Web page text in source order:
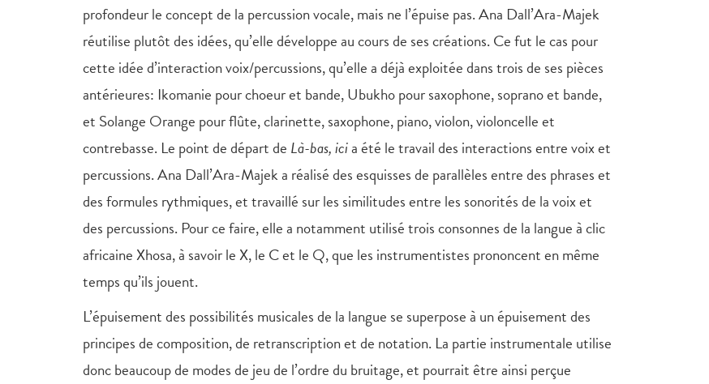
profondeur le concept de la percussion vocale, mais ne l’épuise pas. Ana Dall’Ara-Majek
réutilise plutôt des idées, qu’elle développe au cours de ses créations. Ce fut le cas pour
cette idée d’interaction voix/percussions, qu’elle a déjà exploitée dans trois de ses pièces
antérieures: Ikomanie pour choeur et bande, Ubukho pour saxophone, soprano et bande,
et Solange Orange pour flûte, clarinette, saxophone, piano, violon, violoncelle et
contrebasse. Le point de départ de Là-bas, icia été le travail des interactions entre voix et
percussions. Ana Dall’Ara-Majek a réalisé des esquisses de parallèles entre des phrases et
des formules rythmiques, et travaillé sur les similitudes entre les sonorités de la voix et
des percussions. Pour ce faire, elle a notamment utilisé trois consonnes de la langue à clic
africaine Xhosa, à savoir le X, le C et le Q, que les instrumentistes prononcent en même
temps qu’ils jouent.
L’épuisement des possibilités musicales de la langue se superpose à un épuisement des
principes de composition, de retranscription et de notation. La partie instrumentale utilise
donc beaucoup de modes de jeu de l’ordre du bruitage, et pourrait être ainsi perçue